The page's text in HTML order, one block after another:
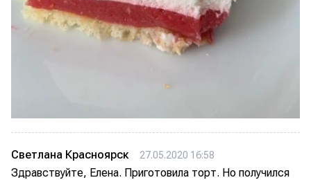
Светлана Красноярск 27.05.2020 16:58
Здравствуйте, Елена. Приготовила торт. Но получился